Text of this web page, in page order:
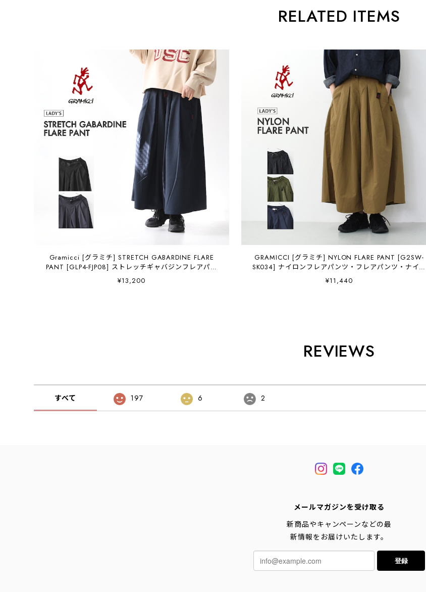
RELATED ITEMS
Gramicci [グラミチ] STRETCH GABARDINE FLARE
PANT [GLP4-FJP08] ストレッチギャバジンフレアパン
ツ・フレアパンツ・ストレッチ・綺麗目ワイドパンツ・
ウールライクパンツ・ハカマパンツ・LADY'S [2026SS]
¥13,200
GRAMICCI [グラミチ] NYLON FLARE PANT [G2SW-
SK034] ナイロンフレアパンツ・フレアパンツ・ナイロ
ンパンツ・LADY'S [2026SS]
¥11,440
REVIEWS
すべて 197 6 2
メールマガジンを受け取る
新商品やキャンペーンなどの最
新情報をお届けいたします。
登録